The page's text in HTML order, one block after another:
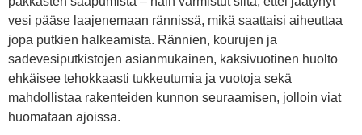
vesi pääse laajenemaan rännissä, mikä saattaisi aiheuttaa
jopa putkien halkeamista. Rännien, kourujen ja
sadevesiputkistojen asianmukainen, kaksivuotinen huolto
ehkäisee tehokkaasti tukkeutumia ja vuotoja sekä
mahdollistaa rakenteiden kunnon seuraamisen, jolloin viat
huomataan ajoissa.